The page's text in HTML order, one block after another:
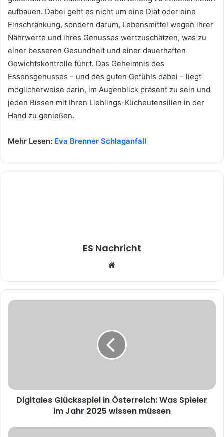
aufbauen. Dabei geht es nicht um eine Diät oder eine
Einschränkung, sondern darum, Lebensmittel wegen ihrer
Nährwerte und ihres Genusses wertzuschätzen, was zu
einer besseren Gesundheit und einer dauerhaften
Gewichtskontrolle führt. Das Geheimnis des
Essensgenusses – und des guten Gefühls dabei – liegt
möglicherweise darin, im Augenblick präsent zu sein und
jeden Bissen mit Ihren Lieblings-Kücheutensilien in der
Hand zu genießen.
Mehr Lesen: Eva Brenner Schlaganfall
ES Nachricht
b
s
e
Digitales Glücksspiel in Österreich: Was Spieler
im Jahr 2025 wissen müssen